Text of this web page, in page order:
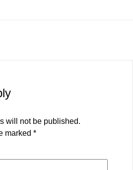
will not be published.
marked *